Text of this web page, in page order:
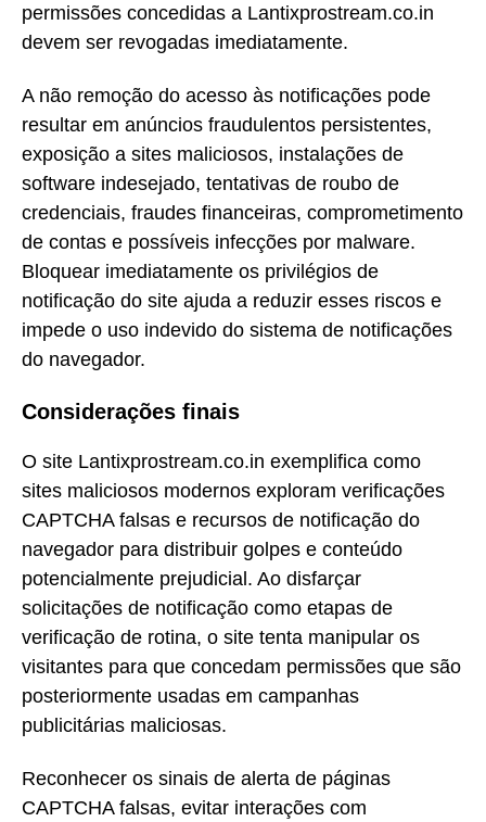
permissões concedidas a Lantixprostream.co.in
devem ser revogadas imediatamente.
A não remoção do acesso às notificações pode
resultar em anúncios fraudulentos persistentes,
exposição a sites maliciosos, instalações de
software indesejado, tentativas de roubo de
credenciais, fraudes financeiras, comprometimento
de contas e possíveis infecções por malware.
Bloquear imediatamente os privilégios de
notificação do site ajuda a reduzir esses riscos e
impede o uso indevido do sistema de notificações
do navegador.
Considerações finais
O site Lantixprostream.co.in exemplifica como
sites maliciosos modernos exploram verificações
CAPTCHA falsas e recursos de notificação do
navegador para distribuir golpes e conteúdo
potencialmente prejudicial. Ao disfarçar
solicitações de notificação como etapas de
verificação de rotina, o site tenta manipular os
visitantes para que concedam permissões que são
posteriormente usadas em campanhas
publicitárias maliciosas.
Reconhecer os sinais de alerta de páginas
CAPTCHA falsas, evitar interações com